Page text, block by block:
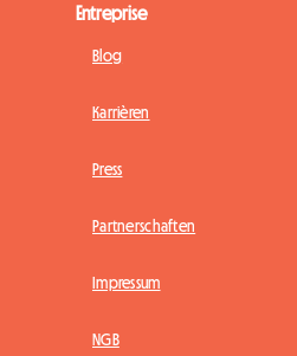
Entreprise
Blog
Karrièren
Press
Partnerschaften
Impressum
NGB